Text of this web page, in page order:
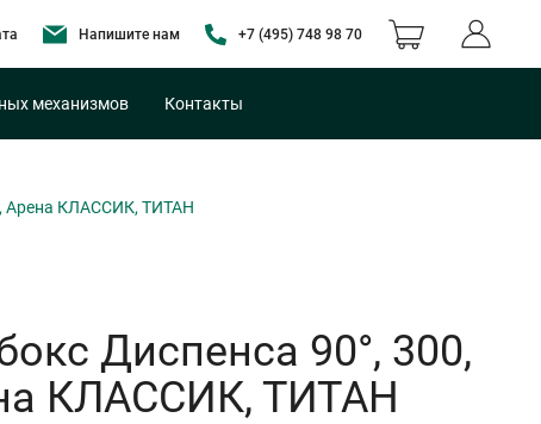
Напишите нам +7 (495) 748 98 70
механизмов Контакты
Арена КЛАССИК, ТИТАН
Диспенса 90°, 300,
КЛАССИК, ТИТАН